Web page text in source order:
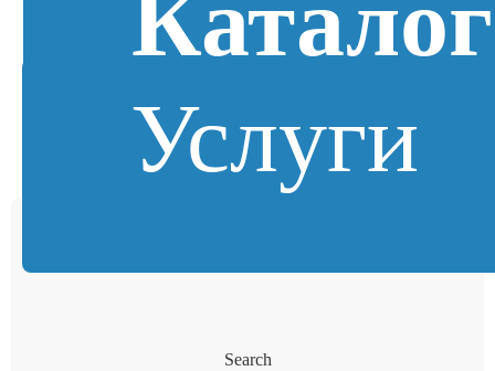
Каталог
Услуги
Search